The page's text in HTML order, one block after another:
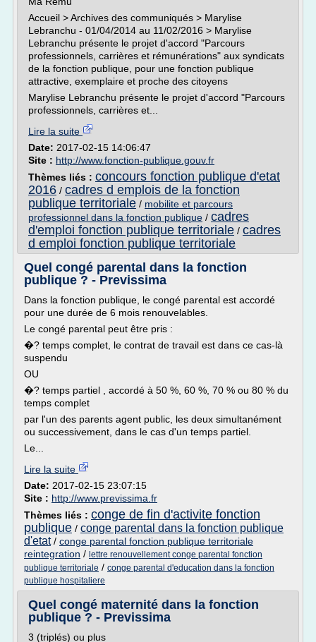
Accueil > Archives des communiqués > Marylise
Lebranchu - 01/04/2014 au 11/02/2016 > Marylise
Lebranchu présente le projet d'accord "Parcours
professionnels, carrières et rémunérations" aux syndicats
de la fonction publique, pour une fonction publique
attractive, exemplaire et proche des citoyens
Marylise Lebranchu présente le projet d'accord "Parcours
professionnels, carrières et...
Lire la suite
Date: 2017-02-15 14:06:47
Site : http://www.fonction-publique.gouv.fr
Thèmes liés : concours fonction publique d'etat
2016 / cadres d emplois de la fonction
publique territoriale / mobilite et parcours
professionnel dans la fonction publique / cadres
d'emploi fonction publique territoriale / cadres
d emploi fonction publique territoriale
Quel congé parental dans la fonction
publique ? - Previssima
Dans la fonction publique, le congé parental est accordé
pour une durée de 6 mois renouvelables.
Le congé parental peut être pris :
�? temps complet, le contrat de travail est dans ce cas-là
suspendu
OU
�? temps partiel , accordé à 50 %, 60 %, 70 % ou 80 % du
temps complet
par l'un des parents agent public, les deux simultanément
ou successivement, dans le cas d'un temps partiel.
Le...
Lire la suite
Date: 2017-02-15 23:07:15
Site : http://www.previssima.fr
Thèmes liés : conge de fin d'activite fonction
publique / conge parental dans la fonction publique
d'etat/ conge parental fonction publique territoriale
reintegration / lettre renouvellement conge parental fonction
publique territoriale / conge parental d'education dans la fonction
publique hospitaliere
Quel congé maternité dans la fonction
publique ? - Previssima
3 (triplés) ou plus